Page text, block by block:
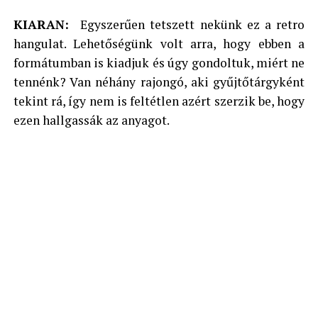
KIARAN:Egyszerűen tetszett nekünk ez a retro
hangulat. Lehetőségünk volt arra, hogy ebben a
formátumban is kiadjuk és úgy gondoltuk, miért ne
tennénk? Van néhány rajongó, aki gyűjtőtárgyként
tekint rá, így nem is feltétlen azért szerzik be, hogy
ezen hallgassák az anyagot.